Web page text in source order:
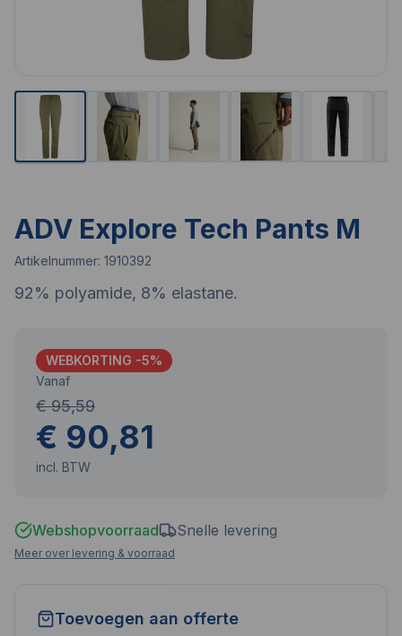
ADV Explore Tech Pants M
Artikelnummer: 1910392
92% polyamide, 8% elastane.
WEBKORTING -5%
Vanaf
€ 95,59
€ 90,81
incl. BTW
Webshopvoorraad Snelle levering
Meer over levering & voorraad
Toevoegen aan offerte